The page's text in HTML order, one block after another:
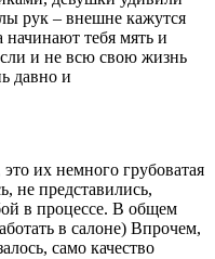
рук – внешне кажутся
начинают тебя мять и
и не всю свою жизнь
давно и
их немного грубоватая
не представились,
в процессе. В общем
в салоне) Впрочем,
само качество